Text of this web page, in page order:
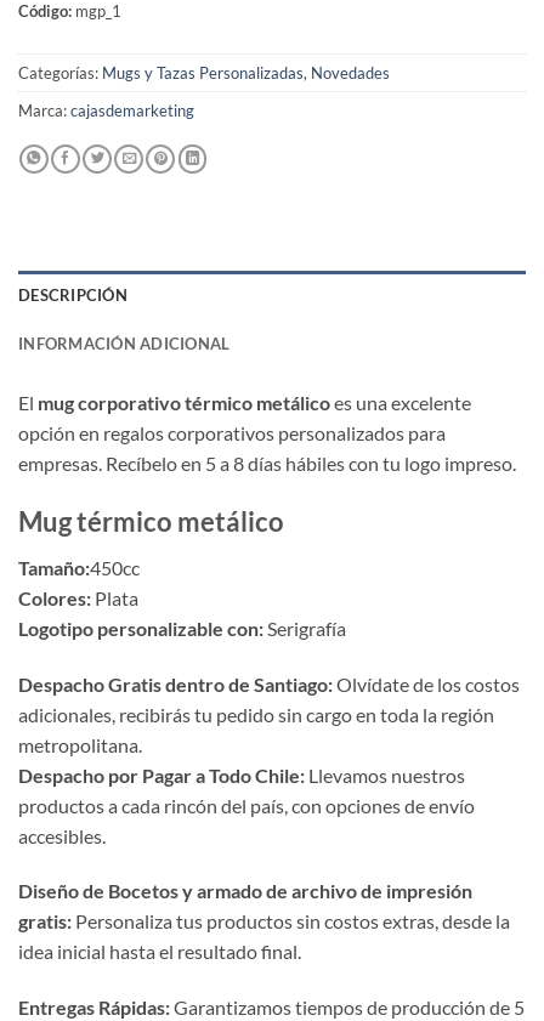
Código: mgp_1
Categorías: Mugs y Tazas Personalizadas, Novedades
Marca:cajasdemarketing
DESCRIPCIÓN
INFORMACIÓN ADICIONAL
El mug corporativo térmico metálicoes una excelente
opción en regalos corporativos personalizados para
empresas. Recíbelo en 5 a 8 días hábiles con tu logo impreso.
Mug térmico metálico
Tamaño:450cc
Colores: Plata
Logotipo personalizable con: Serigrafía
Despacho Gratis dentro de Santiago:Olvídate de los costos
adicionales, recibirás tu pedido sin cargo en toda la región
metropolitana.
Despacho por Pagar a Todo Chile: Llevamos nuestros
productos a cada rincón del país, con opciones de envío
accesibles.
Diseño de Bocetos y armado de archivo de impresión
gratis: Personaliza tus productos sin costos extras, desde la
idea inicial hasta el resultado final.
Entregas Rápidas:Garantizamos tiempos de producción de 5